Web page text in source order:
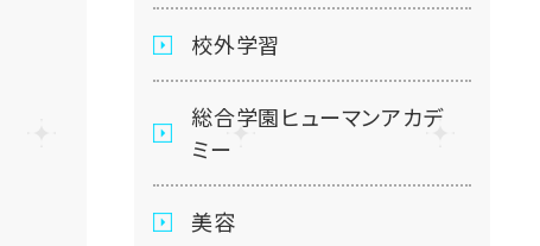
校外学習
総合学園ヒューマンアカデ
ミー
美容